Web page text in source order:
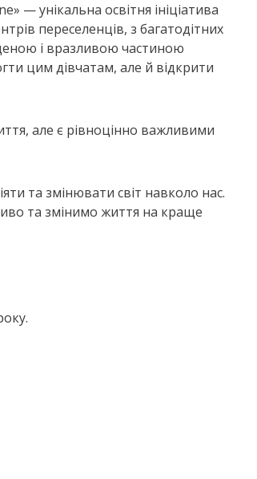
— унікальна освітня ініціатива
переселенців, з багатодітних
і вразливою частиною
цим дівчатам, але й відкрити
але є рівноцінно важливими
та змінювати світ навколо нас.
та змінимо життя на краще